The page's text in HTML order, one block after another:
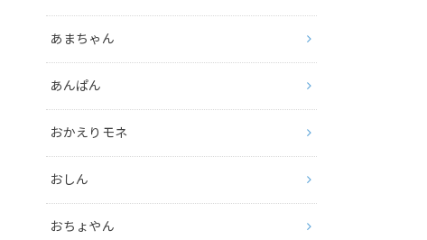
あまちゃん
あんぱん
おかえりモネ
おしん
おちょやん